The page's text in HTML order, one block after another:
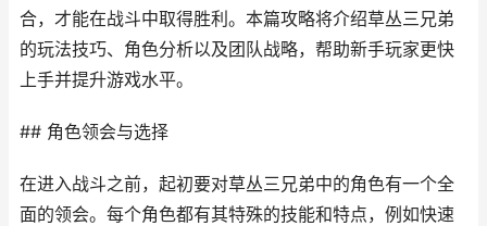
合，才能在战斗中取得胜利。本篇攻略将介绍草丛三兄弟
的玩法技巧、角色分析以及团队战略，帮助新手玩家更快
上手并提升游戏水平。
## 角色领会与选择
在进入战斗之前，起初要对草丛三兄弟中的角色有一个全
面的领会。每个角色都有其特殊的技能和特点，例如快速